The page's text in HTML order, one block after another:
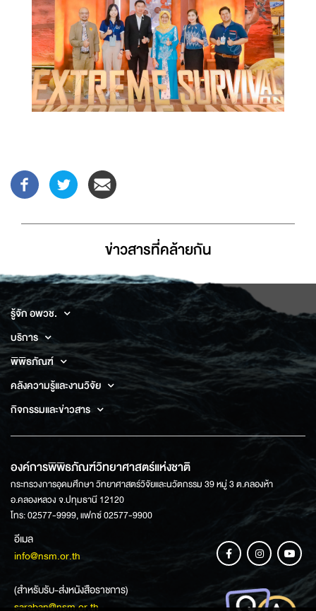
ข่าวสารที่่คล้ายกัน
รู้จัก อพวช.
บริการ
พิพิธภัณฑ์
คลังความรู้และงานวิจัย
กิจกรรมและข่าวสาร
องค์การพิพิธภัณฑ์วิทยาศาสตร์แห่งชาติ
กระทรวงการอุดมศึกษา วิทยาศาสตร์วิจัยและนวัตกรรม 39 หมู่ 3 ต.คลองห้า
อ.คลองหลวง จ.ปทุมธานี 12120
โทร: 02577-9999, แฟกซ์ 02577-9900
อีเมล
info@nsm.or.th
(สำหรับรับ-ส่งหนังสือราชการ)
saraban@nsm.or.th